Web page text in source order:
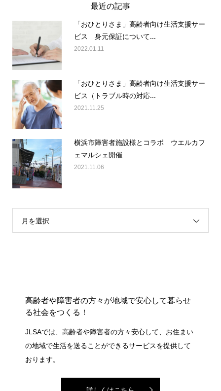
最近の記事
「おひとりさま」高齢者向け生活支援サー
ビス 身元保証について...
2022.01.11
「おひとりさま」高齢者向け生活支援サー
ビス（トラブル時の対応...
2021.11.25
横浜市障害者施設様とコラボ ウエルカフ
ェマルシェ開催
2021.11.06
月を選択
高齢者や障害者の方々が地域で安心して暮らせ
る社会をつくる！
JLSAでは、高齢者や障害者の方々安心して、お住まい
の地域で生活を送ることができるサービスを提供して
おります。